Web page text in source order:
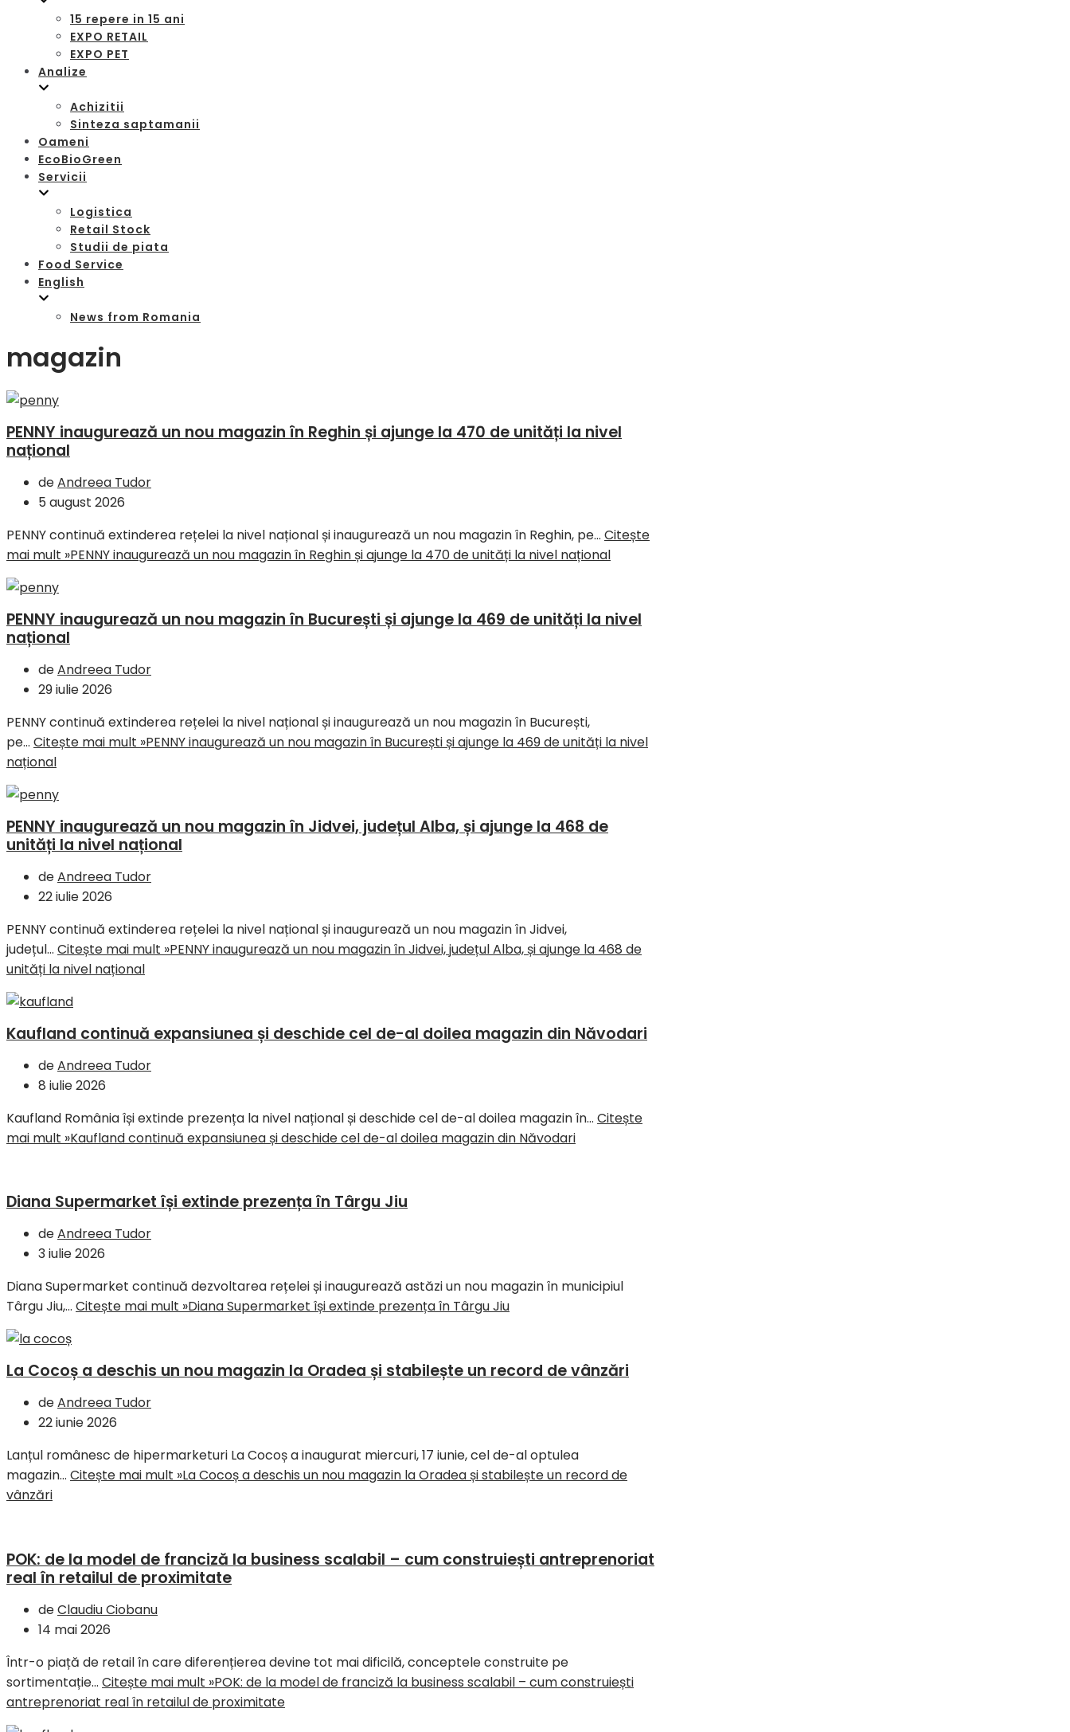
15 repere in 15 ani
EXPO RETAIL
EXPO PET
Analize
Achizitii
Sinteza saptamanii
Oameni
EcoBioGreen
Servicii
Logistica
Retail Stock
Studii de piata
Food Service
English
News from Romania
magazin
PENNY inaugurează un nou magazin în Reghin și ajunge la 470 de unități la nivel
național
deAndreea Tudor
5 august 2026
PENNY continuă extinderea rețelei la nivel național și inaugurează un nou magazin în Reghin, pe… Citește
mai mult »PENNY inaugurează un nou magazin în Reghin și ajunge la 470 de unități la nivel național
PENNY inaugurează un nou magazin în București și ajunge la 469 de unități la nivel
național
deAndreea Tudor
29 iulie 2026
PENNY continuă extinderea rețelei la nivel național și inaugurează un nou magazin în București,
pe… Citește mai mult »PENNY inaugurează un nou magazin în București și ajunge la 469 de unități la nivel
național
PENNY inaugurează un nou magazin în Jidvei, județul Alba, și ajunge la 468 de
unități la nivel național
deAndreea Tudor
22 iulie 2026
PENNY continuă extinderea rețelei la nivel național și inaugurează un nou magazin în Jidvei,
județul… Citește mai mult »PENNY inaugurează un nou magazin în Jidvei, județul Alba, și ajunge la 468 de
unități la nivel național
Kaufland continuă expansiunea și deschide cel de-al doilea magazin din Năvodari
deAndreea Tudor
8 iulie 2026
Kaufland România își extinde prezența la nivel național și deschide cel de-al doilea magazin în… Citește
mai mult »Kaufland continuă expansiunea și deschide cel de-al doilea magazin din Năvodari
Diana Supermarket își extinde prezența în Târgu Jiu
deAndreea Tudor
3 iulie 2026
Diana Supermarket continuă dezvoltarea rețelei și inaugurează astăzi un nou magazin în municipiul
Târgu Jiu,… Citește mai mult »Diana Supermarket își extinde prezența în Târgu Jiu
La Cocoș a deschis un nou magazin la Oradea și stabilește un record de vânzări
deAndreea Tudor
22 iunie 2026
Lanțul românesc de hipermarketuri La Cocoș a inaugurat miercuri, 17 iunie, cel de-al optulea
magazin… Citește mai mult »La Cocoș a deschis un nou magazin la Oradea și stabilește un record de
vânzări
POK: de la model de franciză la business scalabil – cum construiești antreprenoriat
real în retailul de proximitate
deClaudiu Ciobanu
14 mai 2026
Într-o piață de retail în care diferențierea devine tot mai dificilă, conceptele construite pe
sortimentație… Citește mai mult »POK: de la model de franciză la business scalabil – cum construiești
antreprenoriat real în retailul de proximitate